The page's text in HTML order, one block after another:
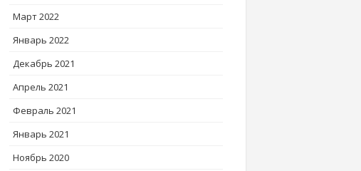
Март 2022
Январь 2022
Декабрь 2021
Апрель 2021
Февраль 2021
Январь 2021
Ноябрь 2020